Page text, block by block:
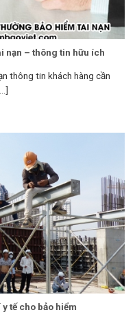
nạn – thông tin hữu ích
thông tin khách hàng cần
tế cho bảo hiểm